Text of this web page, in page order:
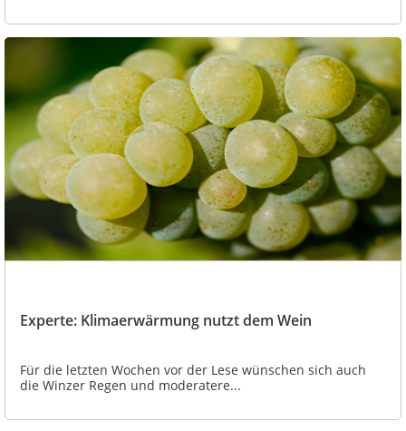
Experte: Klimaerwärmung nutzt dem Wein
Für die letzten Wochen vor der Lese wünschen sich auch
die Winzer Regen und moderatere...